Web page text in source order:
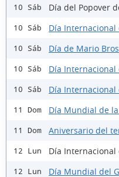
10 Sáb Día del Popover
10 Sáb Día
10 Sáb Día de Mario Bros
10 Sáb Día Internacional
10 Sáb Día Internacional
11 Dom Día Mundial de
11 Dom Aniversario del
12 Lun Día Internacional
12 Lun Día Mundial del